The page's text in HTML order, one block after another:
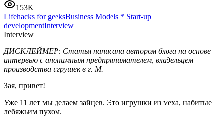
153K
Lifehacks for geeksBusiness Models * Start-up
developmentInterview
Interview
ДИСКЛЕЙМЕР: Статья написана автором блога на основе
интервью с анонимным предпринимателем, владельцем
производства игрушек в г. М.
Зая, привет!
Уже 11 лет мы делаем зайцев. Это игрушки из меха, набитые
лебяжьим пухом.